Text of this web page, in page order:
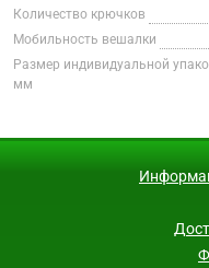
Количество крючков
Мобильность вешалки
Размер индивидуальной
мм